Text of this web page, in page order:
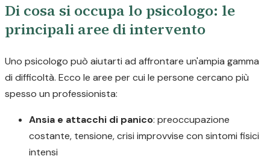
Di cosa si occupa lo psicologo: le
principali aree di intervento
Uno psicologo può aiutarti ad affrontare un'ampia gamma
di difficoltà. Ecco le aree per cui le persone cercano più
spesso un professionista:
Ansia e attacchi di panico: preoccupazione
costante, tensione, crisi improvvise con sintomi fisici
intensi